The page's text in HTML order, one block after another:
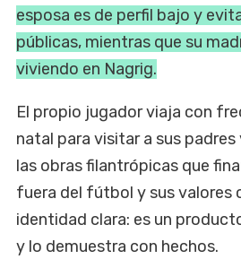
esposa es de perfil bajo y
públicas, mientras que su
viviendo en Nagrig.
El propio jugador viaja con
natal para visitar a sus
las obras filantrópicas que
fuera del fútbol y sus valores
identidad clara: es un
y lo demuestra con hechos.